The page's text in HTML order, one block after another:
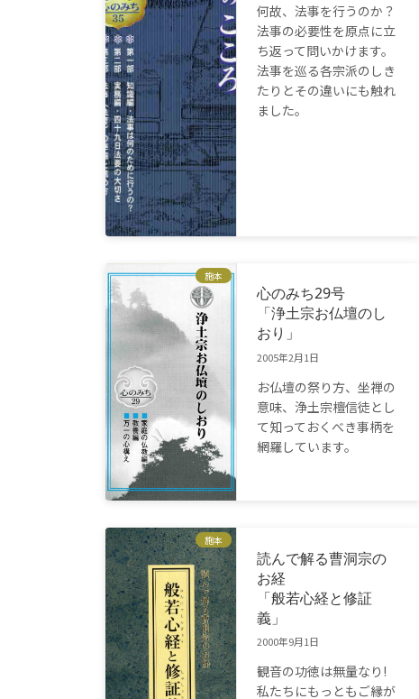
何故、法事を行うのか？
法事の必要性を原点に立
ち返って問いかけます。
法事を巡る各宗派のしき
たりとその違いにも触れ
ました。
施本
心のみち29号
「浄土宗お仏壇のし
おり」
2005年2月1日
お仏壇の祭り方、坐禅の
意味、浄土宗檀信徒とし
て知っておくべき事柄を
網羅しています。
施本
読んで解る曹洞宗の
お経
「般若心経と修証
義」
2000年9月1日
観音の功徳は無量なり!
私たちにもっともご縁が